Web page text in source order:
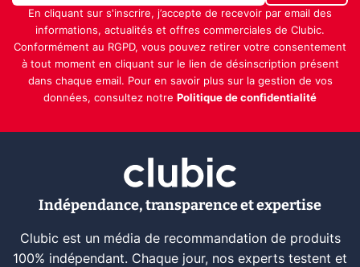
En cliquant sur s'inscrire, j’accepte de recevoir par email des
informations, actualités et offres commerciales de Clubic.
Conformément au RGPD, vous pouvez retirer votre consentement
à tout moment en cliquant sur le lien de désinscription présent
dans chaque email. Pour en savoir plus sur la gestion de vos
données, consultez notre Politique de confidentialité
Indépendance, transparence et expertise
Clubic est un média de recommandation de produits
100% indépendant. Chaque jour, nos experts testent et